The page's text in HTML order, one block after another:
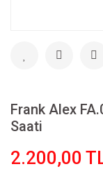
Frank Alex
Saati
2.200,00